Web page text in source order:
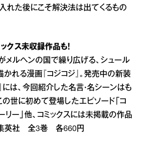
れた後にこそ解決法は出てくるもの
クス未収録作品も！
メルヘンの国で繰り広げる、シュール
かれる漫画『コジコジ』。発売中の新装
には、今回紹介した名言・名シーンはも
の世に初めて登場したエピソード「コ
リー」他、コミックスには未掲載の作品
集英社 全3巻 各660円